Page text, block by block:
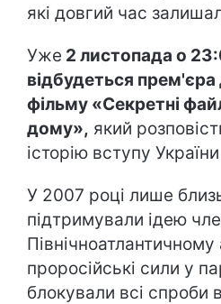
які довгий час
Уже 2 листопада о
відбудеться
фільму «Секретні
дому», який
історію вступу
У 2007 році лише
підтримували ідею
Північноатлантичному
проросійські сили у
блокували всі спроби